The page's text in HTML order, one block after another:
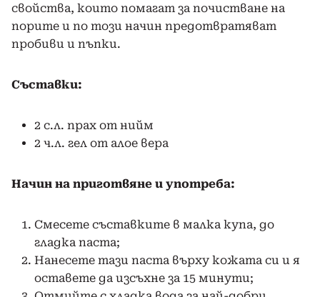
свойства, които помагат за почистване на
порите и по този начин предотвратяват
пробиви и пъпки.
Съставки:
2 с.л. прах от нийм
2 ч.л. гел от алое вера
Начин на приготвяне и употреба:
Смесете съставките в малка купа, до
гладка паста;
Нанесете тази паста върху кожата си и я
оставете да изсъхне за 15 минути;